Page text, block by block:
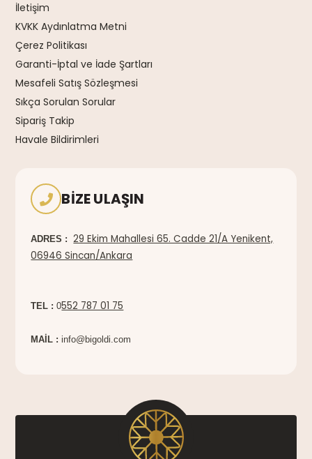
İletişim
KVKK Aydınlatma Metni
Çerez Politikası
Garanti-İptal ve İade Şartları
Mesafeli Satış Sözleşmesi
Sıkça Sorulan Sorular
Sipariş Takip
Havale Bildirimleri
BIZE ULAŞIN
ADRES :
29 Ekim Mahallesi 65. Cadde 21/A Yenikent,
06946 Sincan/Ankara
TEL : 0552 787 01 75
MAİL :info@bigoldi.com